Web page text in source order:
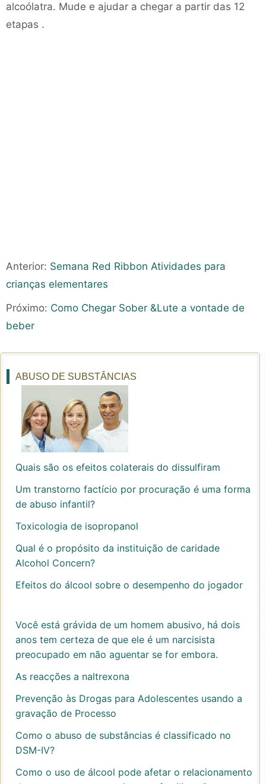
alcoólatra. Mude e ajudar a chegar a partir das 12
etapas .
Anterior: Semana Red Ribbon Atividades para
crianças elementares
Próximo: Como Chegar Sober &Lute a vontade de
beber
ABUSO DE SUBSTÂNCIAS
Quais são os efeitos colaterais do dissulfiram
Um transtorno factício por procuração é uma forma
de abuso infantil?
Toxicologia de isopropanol
Qual é o propósito da instituição de caridade
Alcohol Concern?
Efeitos do álcool sobre o desempenho do jogador
Você está grávida de um homem abusivo, há dois
anos tem certeza de que ele é um narcisista
preocupado em não aguentar se for embora.
As reacções a naltrexona
Prevenção às Drogas para Adolescentes usando a
gravação de Processo
Como o abuso de substâncias é classificado no
DSM-IV?
Como o uso de álcool pode afetar o relacionamento